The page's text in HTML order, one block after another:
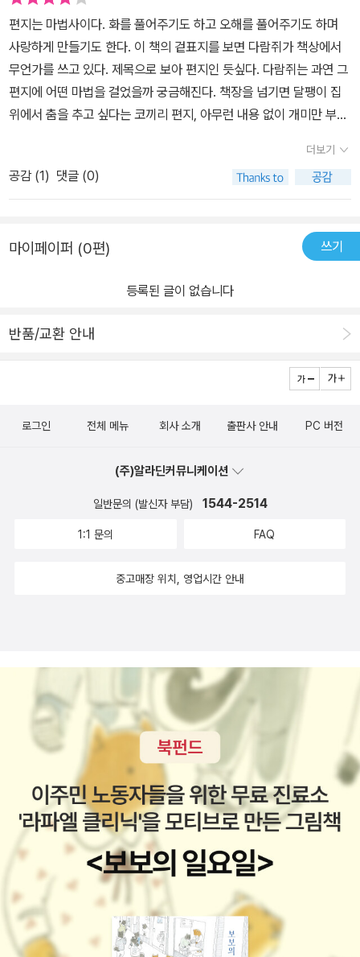
다. 때로는 바람이 배달부노릇을 해주기도 한다. 하긴 편지가 말도 하
는 마당에 걸어서 가도 이상하지 않을 것 같다. ^^;; 동물들이 쓴 편지
들은 웃음을 자아내게 하는 것도 있고, 전혀 편지 같지 않은 내용도 있
으며, 때로는 자기가 편지에 쓴대로 행동하는 동물도 있다. 쓸 내용이
없거나 왜 써야 하는지 몰라도 편지를 쓸 수 있다. 이렇게~ '개미에게,
개미야, 개미야, 개미야..., 개미에게, 게미에게, 개미야. 다람쥐가.' -
참 놀라운 편지가 아닌가! ㅎㅎ 편지를 통해 자신의 소망을 드러내는
경우도 있는데, 코끼리가 달팽이에게 보낸 편지의 내용을 보니 실현
말았다. 그 덕분에 아이도 관심을 가지고 이 책을 읽게 되었고... 아직
한 번도 해보지 않았지만 자기 자신에게 편지를 쓰는 것도 참 괜찮을
고쳤으면 하는 점이 있으면 그걸 적어도 좋고, 칭찬의 의미로 좋은 점
을 죽~ 적어도 좋겠지. 그리고 미래의 소원 같은 것 등을 적어도 좋을
해도 좋을 것이고, 요즘은 이메일 주소도 여러 개 가질 수 있으니 한
쪽 이메일로 다른 쪽 이메일 주소로 보내 보는 것은 어떨까?
편지는 마법사이다. 화를 풀어주기도 하고 오해를 풀어주기도 하며
사랑하게 만들기도 한다. 이 책의 겉표지를 보면 다람쥐가 책상에서
무언가를 쓰고 있다. 제목으로 보아 편지인 듯싶다. 다람쥐는 과연 그
편지에 어떤 마법을 걸었을까 궁금해진다. 책장을 넘기면 달팽이 집
위에서 춤을 추고 싶다는 코끼리 편지, 아무런 내용 없이 개미만 부르
념을 깨뜨린다. 이 책에 등장하는 호기심 많은 코끼리, 먹보 곰, 소심
한 진딧물, 부정적인 생각을 가진 까마귀와 긍정적으로 사는 참새들
은 현실의 우리들 모습과 많이 닮아있다. 서로 어울릴 것 같지 않은 친
이 책은 작은 활자와 백 페이지가 넘는 양으로 저학년이 읽기에는다
다. 하지만 중간 중간 재미있는 부분을 발췌하여 본다면 저학년들에
보급된 요즘 우편함은 온갖 납부영수증과 광고물이 차지한지 오래다.
을 것 같다. 우리 아이들에게는 편지 쓰는 기회를 많이 갖게 하여 편지
면 좋겠다.
더보기
공감 (1) 댓글 (0)
마이페이퍼 (0편) 쓰기
등록된 글이 없습니다
반품/교환 안내
로그인 전체 메뉴 회사 소개 출판사 안내 PC 버전
(주)알라딘커뮤니케이션
일반문의 (발신자 부담) 1544-2514
1:1 문의 FAQ
중고매장 위치, 영업시간 안내